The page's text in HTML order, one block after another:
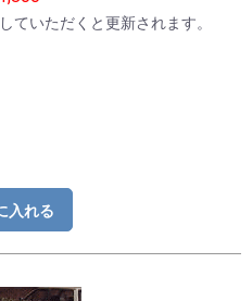
ていただくと更新されます。
入れる